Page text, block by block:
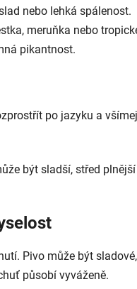
nebo lehká spálenost.
meruňka nebo
pikantnost.
po jazyku a
být sladší, střed
Pivo může být
působí vyváženě.